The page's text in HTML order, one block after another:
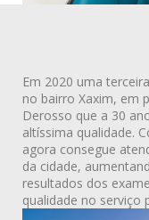
Em 2020 uma
no bairro Xaxim, em
Derosso que a 30
altíssima qualidade.
agora consegue
da cidade,
resultados dos
qualidade no serviço